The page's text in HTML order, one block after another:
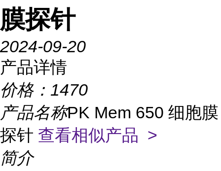
膜探针
2024-09-20
产品详情
价格： 1470
产品名称PK Mem 650 细胞膜
探针 查看相似产品 >
简介